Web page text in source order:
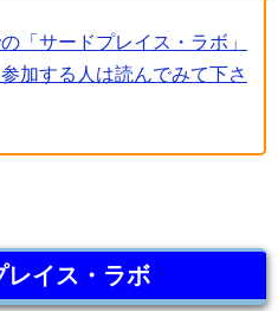
「サードプレイス・ラボ」
加する人は読んでみて下さ
レイス・ラボ